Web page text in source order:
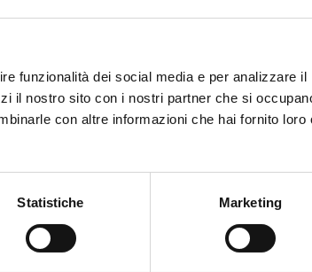
funzionalità dei social media e per analizzare il
il nostro sito con i nostri partner che si
con altre informazioni che hai fornito loro
Statistiche Marketing